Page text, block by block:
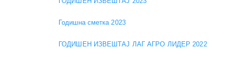
Годишна сметка 2023
ГОДИШЕН ИЗВЕШТАЈ ЛАГ АГРО ЛИДЕР 2022